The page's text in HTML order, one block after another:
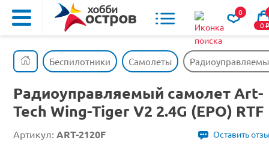
0
0o
Беспилотники Самолеты
Радиоуправляемый самолет Art-
Tech Wing-Tiger V2 2.4G (EPO) RTF
Артикул: ART-2120F
Оставить